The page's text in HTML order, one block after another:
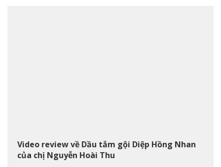
Video review về Dầu tắm gội Diệp Hồng Nhan
của chị Nguyễn Hoài Thu